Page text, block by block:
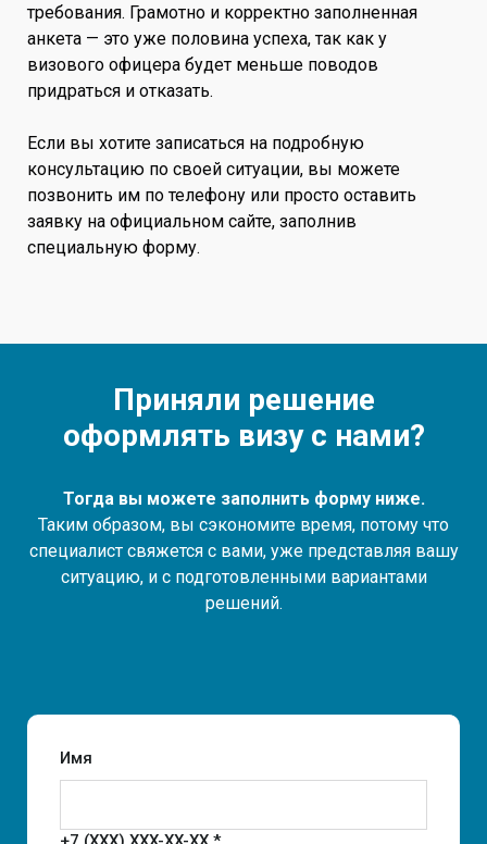
требования. Грамотно и корректно заполненная
анкета — это уже половина успеха, так как у
визового офицера будет меньше поводов
придраться и отказать.
Если вы хотите записаться на подробную
консультацию по своей ситуации, вы можете
позвонить им по телефону или просто оставить
заявку на официальном сайте, заполнив
специальную форму.
Приняли решение
оформлять визу с нами?
Тогда вы можете заполнить форму ниже.
Таким образом, вы сэкономите время, потому что
специалист свяжется с вами, уже представляя вашу
ситуацию, и с подготовленными вариантами
решений.
Имя